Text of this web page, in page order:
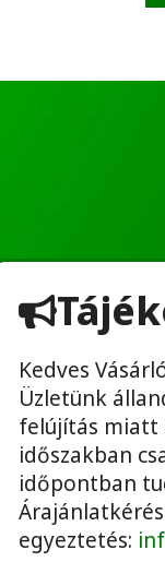
Kedves
Üzletünk
felújítás miatt
időszakban
időpontban
egyeztetés: